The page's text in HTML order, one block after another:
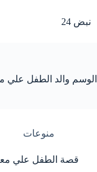
المحتوى
نبض 24
الوسم والد الطفل علي
منوعات
قصة الطفل علي